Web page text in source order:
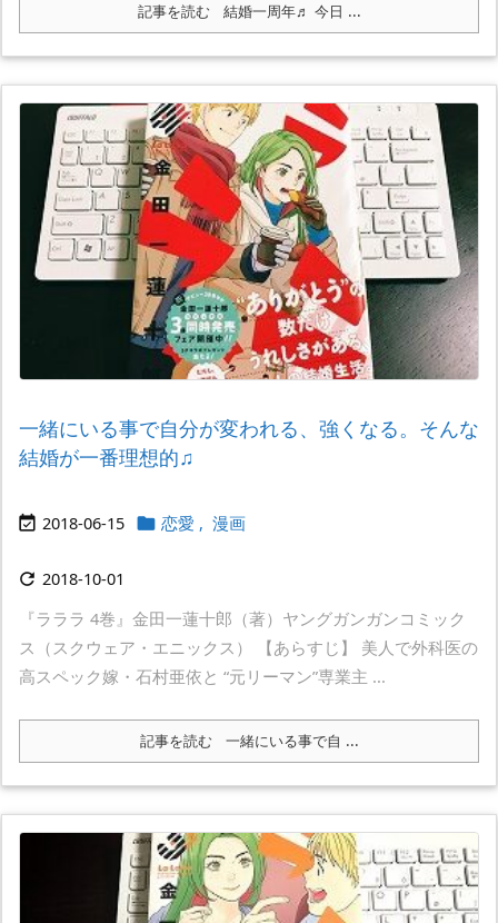
記事を読む 結婚一周年♬ 今日 ...
一緒にいる事で自分が変われる、強くなる。そんな
結婚が一番理想的♫
 2018-06-15  恋愛 , 漫画
 2018-10-01
『ラララ 4巻』金田一蓮十郎（著）ヤングガンガンコミック
ス（スクウェア・エニックス） 【あらすじ】 美人で外科医の
高スペック嫁・石村亜依と “元リーマン”専業主 ...
記事を読む 一緒にいる事で自 ...